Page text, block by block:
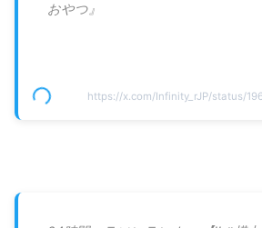
おやつ』
https://x.com/Infinity_rJP/status/